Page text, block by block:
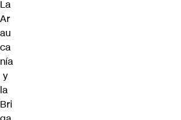
La
Ar
au
ca
nía
y
la
Bri